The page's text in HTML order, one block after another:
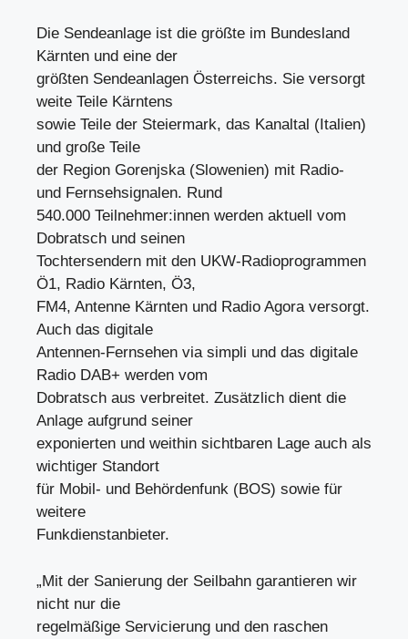
Die Sendeanlage ist die größte im Bundesland
Kärnten und eine der
größten Sendeanlagen Österreichs. Sie versorgt
weite Teile Kärntens
sowie Teile der Steiermark, das Kanaltal (Italien)
und große Teile
der Region Gorenjska (Slowenien) mit Radio-
und Fernsehsignalen. Rund
540.000 Teilnehmer:innen werden aktuell vom
Dobratsch und seinen
Tochtersendern mit den UKW-Radioprogrammen
Ö1, Radio Kärnten, Ö3,
FM4, Antenne Kärnten und Radio Agora versorgt.
Auch das digitale
Antennen-Fernsehen via simpli und das digitale
Radio DAB+ werden vom
Dobratsch aus verbreitet. Zusätzlich dient die
Anlage aufgrund seiner
exponierten und weithin sichtbaren Lage auch als
wichtiger Standort
für Mobil- und Behördenfunk (BOS) sowie für
weitere
Funkdienstanbieter.
„Mit der Sanierung der Seilbahn garantieren wir
nicht nur die
regelmäßige Servicierung und den raschen